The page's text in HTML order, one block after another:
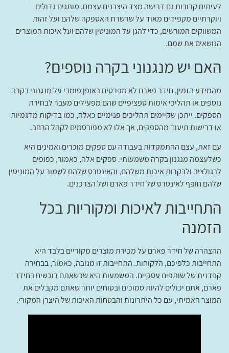
לעיתים קרובות גם דרישה מצד היצרנים עצמם. מותגים גדולים
ויוקרתיים מקפידים מאוד על שרשרת האספקה שלהם ועל זהות
המשווקים המורשים, כדי להגן על המוניטין שלהם ועל איכות המוצרים
הנושאים את שמם.
האם יש מנגנוני בקרה נוספים?
מהמידע הזמין, חידר פארם לא מפרטים באופן פומבי על מנגנוני בקרה
נוספים או תהליכי אימות ספציפיים שהם מפעילים מעבר לבחירת
הספקים. ייתכן שקיימים תהליכים פנימיים כאלה, כמו בדיקות מדגמיות
או דרישות תיעוד מהספקים, אך אלו לא מפורסמים לקהל הרחב.
עם זאת, עצם ההתמקדות בעבודה עם ספקים מוכרים ואמינים היא
כשלעצמה מנגנון בקרה משמעותי. ספקים אלה, כאמור, כפופים
לרגולציה ולבקרות איכות משלהם, והאינטרס שלהם לשמור על המוניטין
שלהם חופף לאינטרס של חידר פארם ושל הצרכנים.
התחייבות לאיכות ומקוריות בכל
הזמנה
ההצהרה של חידר פארם על מכירת מוצרים מקוריים בלבד היא
התחייבות כלפיכם, הלקוחות. התחייבות זו מגובה, כאמור, בבחירה
קפדנית של שותפים עסקיים. המשמעות היא שכשאתם רוכשים בחידר
פארם, אתם יכולים להיות סמוכים ובטוחים יותר שאתם מקבלים את
המוצר האמיתי, עם כל היתרונות והבטחות האיכות של היצרן המקורי.